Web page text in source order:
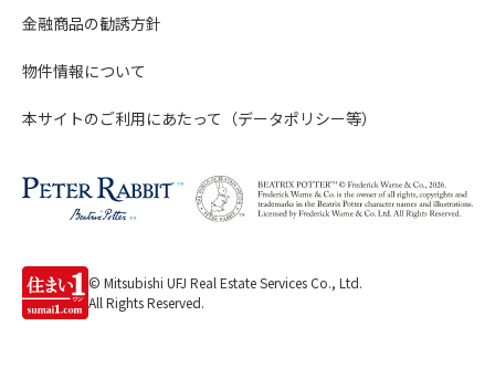
金融商品の勧誘方針
物件情報について
本サイトのご利用にあたって（データポリシー等）
© Mitsubishi UFJ Real Estate Services Co., Ltd.
All Rights Reserved.